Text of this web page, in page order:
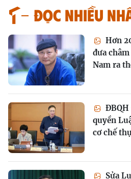
Đọc nhiều
Hơn
đưa
Nam ra
ĐBQH
quyền
cơ chế
Sửa